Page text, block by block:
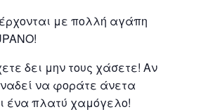
έρχονται με πολλή αγάπη
δει μην τους χάσετε! Αν
να φοράτε άνετα
ένα πλατύ χαμόγελο!